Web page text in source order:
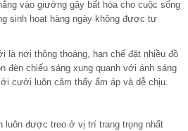
vào giường gây bất hòa cho cuộc sống
sinh hoạt hàng ngày không được tự
nơi thông thoáng, hạn chế đặt nhiều đồ
đèn chiếu sáng xung quanh với ánh sáng
cưới luôn cảm thấy ấm áp và dễ chịu.
được treo ở vị trí trang trọng nhất